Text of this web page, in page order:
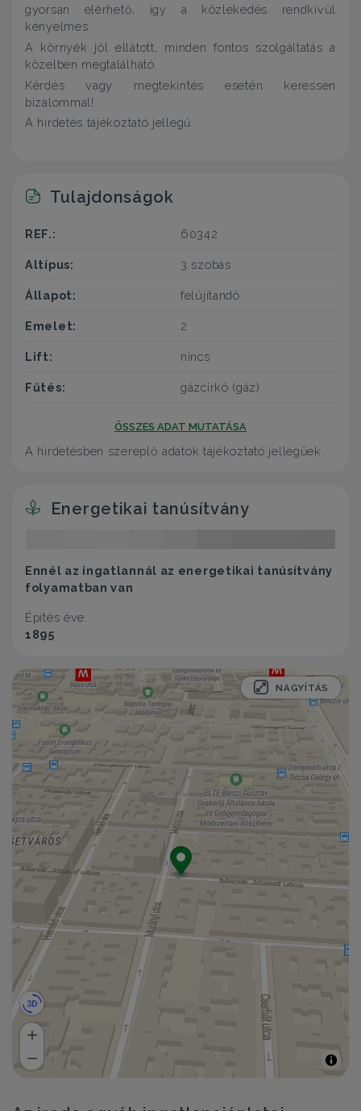
gyorsan elérhető, így a közlekedés rendkívül
kényelmes.
A környék jól ellátott, minden fontos szolgáltatás a
közelben megtalálható.
Kérdés vagy megtekintés esetén keressen
bizalommal!
A hirdetés tájékoztató jellegű.
Tulajdonságok
REF.: 60342
Altípus: 3 szobás
Állapot: felújítandó
Emelet: 2
Lift: nincs
Fűtés: gázcirkó (gáz)
ÖSSZES ADAT MUTATÁSA
A hirdetésben szereplő adatok tájékoztató jellegűek.
Energetikai tanúsítvány
Ennél az ingatlannál az energetikai tanúsítvány
folyamatban van
Építés éve:
1895
NAGYÍTÁS